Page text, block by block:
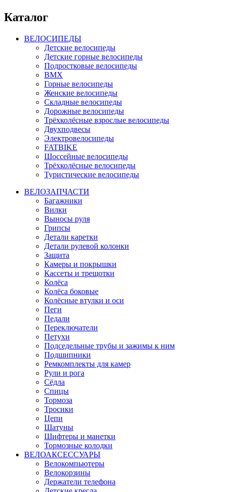
Каталог
ВЕЛОСИПЕДЫ
Детские велосипеды
Детские горные велосипеды
Подростковые велосипеды
BMX
Горные велосипеды
Женские велосипеды
Складные велосипеды
Дорожные велосипеды
Трёхколёсные взрослые велосипеды
Двухподвесы
Электровелосипеды
FATBIKE
Шоссейные велосипеды
Трёхколёсные велосипеды
Туристические велосипеды
ВЕЛОЗАПЧАСТИ
Багажники
Вилки
Выносы руля
Грипсы
Детали каретки
Детали рулевой колонки
Защита
Камеры и покрышки
Кассеты и трещотки
Колёса
Колёса боковые
Колёсные втулки и оси
Пеги
Педали
Переключатели
Петухи
Подседельные трубы и зажимы к ним
Подшипники
Ремкомплекты для камер
Рули и рога
Сёдла
Спицы
Тормоза
Тросики
Цепи
Шатуны
Шифтеры и манетки
Тормозные колодки
ВЕЛОАКСЕССУАРЫ
Велокомпьютеры
Велокорзины
Держатели телефона